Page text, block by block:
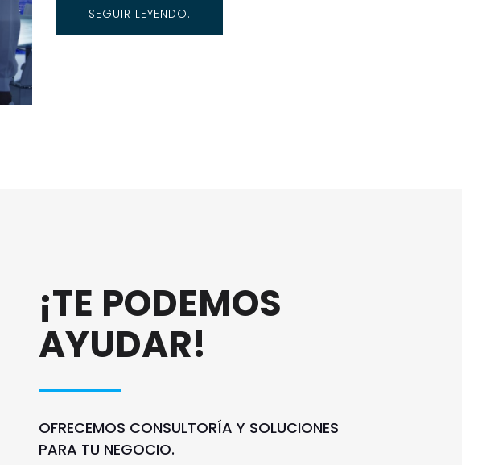
SEGUIR LEYENDO.
¡TE PODEMOS
AYUDAR!
OFRECEMOS CONSULTORÍA Y SOLUCIONES
PARA TU NEGOCIO.